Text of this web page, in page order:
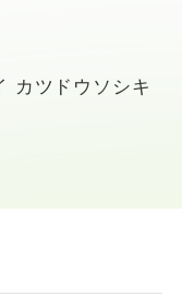
カツドウソシキ